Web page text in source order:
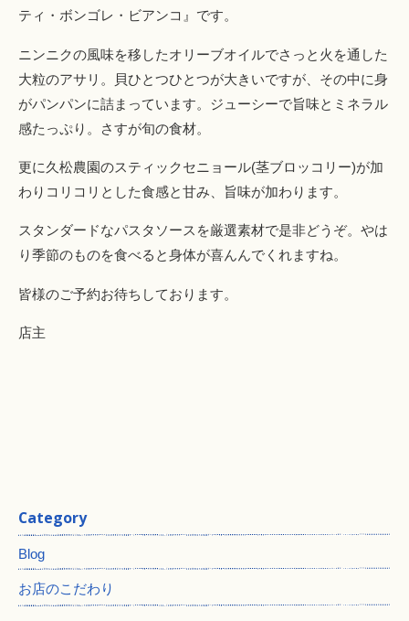
ティ・ボンゴレ・ビアンコ』です。
ニンニクの風味を移したオリーブオイルでさっと火を通した
大粒のアサリ。貝ひとつひとつが大きいですが、その中に身
がパンパンに詰まっています。ジューシーで旨味とミネラル
感たっぷり。さすが旬の食材。
更に久松農園のスティックセニョール(茎ブロッコリー)が加
わりコリコリとした食感と甘み、旨味が加わります。
スタンダードなパスタソースを厳選素材で是非どうぞ。やは
り季節のものを食べると身体が喜んんでくれますね。
皆様のご予約お待ちしております。
店主
Category
Blog
お店のこだわり